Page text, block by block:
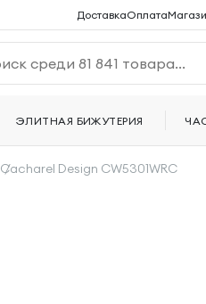
Cacharel Design CW5301WRC
ДоставкаОплата
ЭЛИТНАЯ БИЖУТЕРИЯ